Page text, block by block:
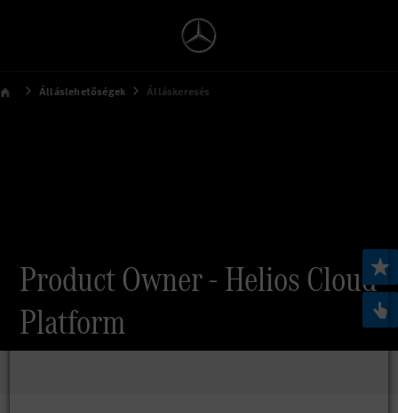
Álláslehetőségek Álláskeresés
Product Owner - Helios Cloud
Platform